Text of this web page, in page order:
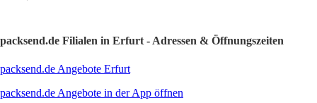
packsend.de Filialen in Erfurt - Adressen & Öffnungszeiten
packsend.de Angebote Erfurt
packsend.de Angebote in der App öffnen